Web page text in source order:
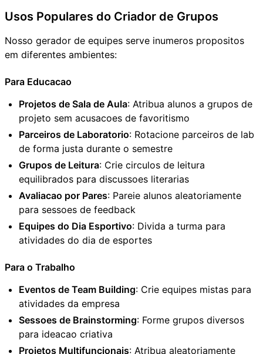
Usos Populares do Criador de Grupos
Nosso gerador de equipes serve inumeros propositos
em diferentes ambientes:
Para Educacao
Projetos de Sala de Aula: Atribua alunos a grupos de
projeto sem acusacoes de favoritismo
Parceiros de Laboratorio: Rotacione parceiros de lab
de forma justa durante o semestre
Grupos de Leitura: Crie circulos de leitura
equilibrados para discussoes literarias
Avaliacao por Pares: Pareie alunos aleatoriamente
para sessoes de feedback
Equipes do Dia Esportivo: Divida a turma para
atividades do dia de esportes
Para o Trabalho
Eventos de Team Building: Crie equipes mistas para
atividades da empresa
Sessoes de Brainstorming: Forme grupos diversos
para ideacao criativa
Projetos Multifuncionais: Atribua aleatoriamente